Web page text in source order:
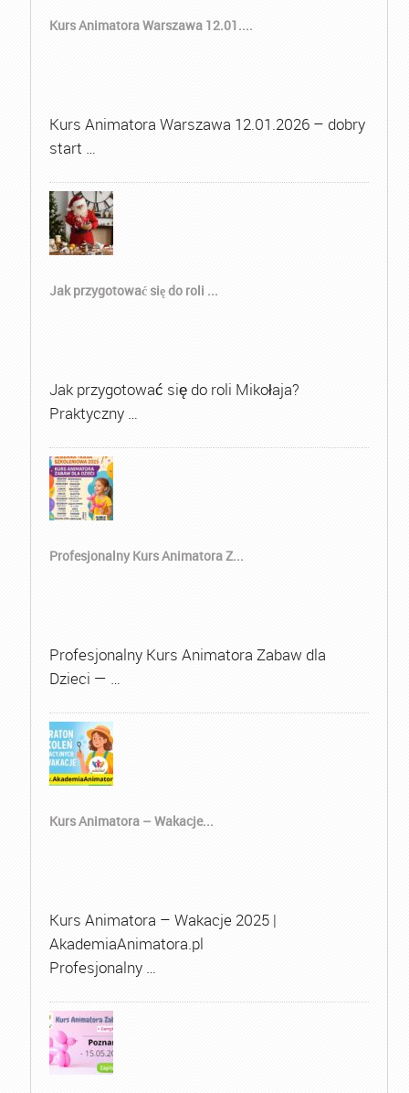
Kurs Animatora Warszawa 12.01....
Kurs Animatora Warszawa 12.01.2026 – dobry
start …
Jak przygotować się do roli ...
Jak przygotować się do roli Mikołaja?
Praktyczny …
Profesjonalny Kurs Animatora Z...
Profesjonalny Kurs Animatora Zabaw dla
Dzieci — …
Kurs Animatora – Wakacje...
Kurs Animatora – Wakacje 2025 |
AkademiaAnimatora.pl
Profesjonalny …